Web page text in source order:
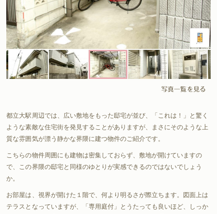
写真一覧を見る
都立大駅周辺では、広い敷地をもった邸宅が並び、「これは！」と驚く
ような素敵な住宅街を発見することがありますが、まさにそのような上
質な雰囲気が漂う静かな界隈に建つ物件のご紹介です。
こちらの物件周囲にも建物は密集しておらず、敷地が開けていますの
で、この界隈の邸宅と同様のゆとりが実感できるのではないでしょう
か。
お部屋は、視界が開けた１階で、何より明るさが際立ちます。図面上は
テラスとなっていますが、「専用庭付」とうたっても良いほど、しっか